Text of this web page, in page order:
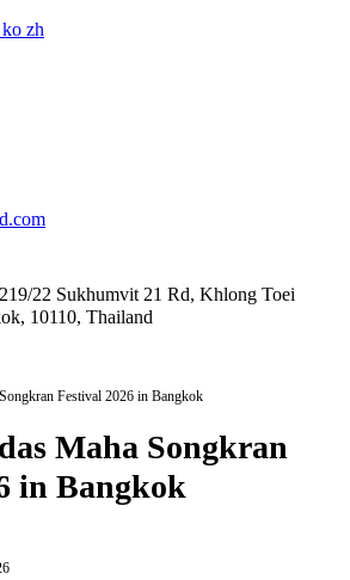
ko zh
22 Sukhumvit 21 Rd, Khlong Toei
10110, Thailand
Festival 2026 in Bangkok
Maha Songkran
in Bangkok